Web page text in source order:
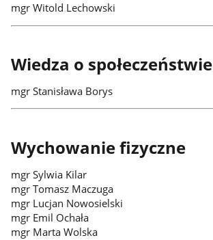
mgr Witold Lechowski
Wiedza o społeczeństwie
mgr Stanisława Borys
Wychowanie fizyczne
mgr Sylwia Kilar
mgr Tomasz Maczuga
mgr Lucjan Nowosielski
mgr Emil Ochała
mgr Marta Wolska